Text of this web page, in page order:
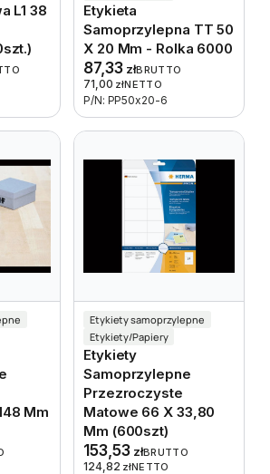
L1 38
Etykieta
Samoprzylepna TT 50
X 20 Mm - Rolka 6000
87,33 złBRUTTO
71,00 złNETTO
P/N: PP50x20-6
Mm
Etykiety samoprzylepne
Etykiety/Papiery
Etykiety
Samoprzylepne
Przezroczyste
Matowe 66 X 33,80
Mm (600szt)
153,53 złBRUTTO
124,82 złNETTO